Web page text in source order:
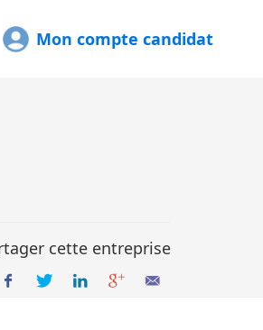
Mon compte candidat
cette entreprise